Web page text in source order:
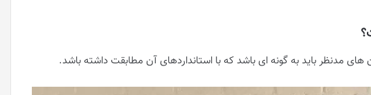
مدنظر باید به گونه ای باشد که با استانداردهای آن مطابقت داشته باشد.